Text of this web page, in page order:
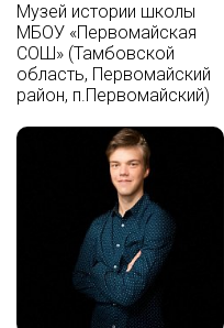
Музей истории школы
МБОУ «Первомайская
СОШ» (Тамбовской
область, Первомайский
район, п.Первомайский)